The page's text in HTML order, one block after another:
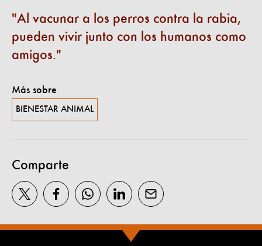
Al vacunar a los perros contra la rabia,
pueden vivir junto con los humanos como
amigos.
Más sobre
BIENESTAR ANIMAL
Comparte